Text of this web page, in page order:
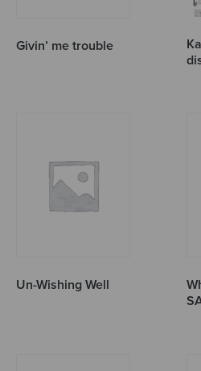
Givin’ me trouble
Un-Wishing Well